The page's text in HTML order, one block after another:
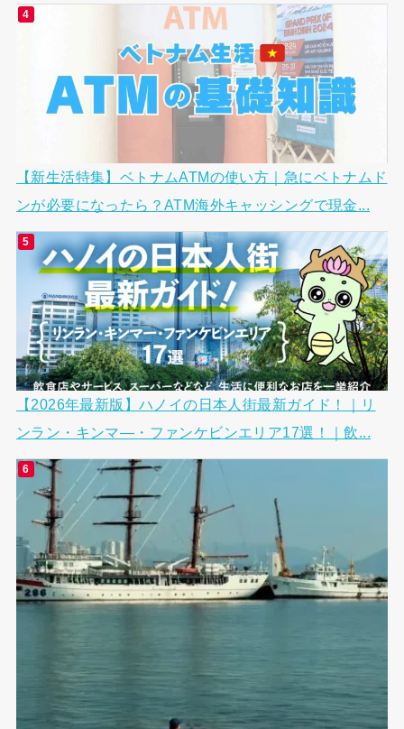
【新生活特集】ベトナムATMの使い方｜急にベトナムド
ンが必要になったら？ATM海外キャッシングで現金...
【2026年最新版】ハノイの日本人街最新ガイド！｜リ
ンラン・キンマ―・ファンケビンエリア17選！｜飲...